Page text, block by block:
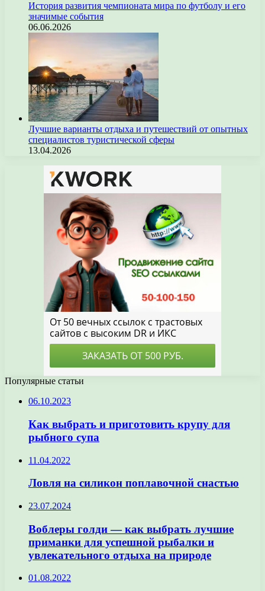
История развития чемпионата мира по футболу и его
значимые события
06.06.2026
Лучшие варианты отдыха и путешествий от опытных
специалистов туристической сферы
13.04.2026
Популярные статьи
06.10.2023
Как выбрать и приготовить крупу для
рыбного супа
11.04.2022
Ловля на силикон поплавочной снастью
23.07.2024
Воблеры голди — как выбрать лучшие
приманки для успешной рыбалки и
увлекательного отдыха на природе
01.08.2022